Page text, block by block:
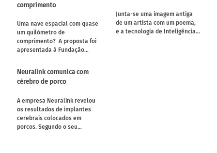
comprimento
Uma nave espacial com quase
um quilómetro de
comprimento? A proposta foi
apresentada à Fundação…
Junta-se uma imagem antiga
de um artista com um poema,
e a tecnologia de Inteligência…
Neuralink comunica com
cérebro de porco
A empresa Neuralink revelou
os resultados de implantes
cerebrais colocados em
porcos. Segundo o seu…